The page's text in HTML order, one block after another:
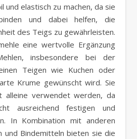
und elastisch zu machen, da sie
und dabei helfen, die
des Teigs zu gewährleisten.
eine wertvolle Ergänzung
insbesondere bei der
Teigen wie Kuchen oder
Krume gewünscht wird. Sie
alleine verwendet werden, da
ausreichend festigen und
In Kombination mit anderen
und Bindemitteln bieten sie die